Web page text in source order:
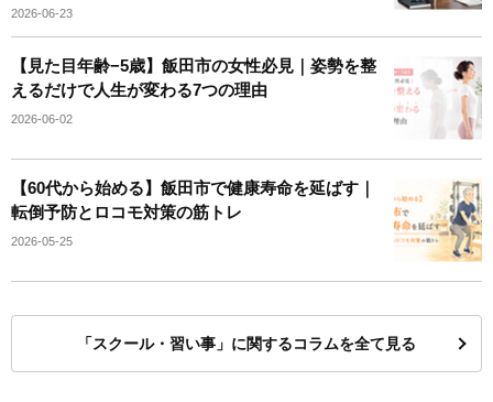
2026-06-23
【見た目年齢−5歳】飯田市の女性必見｜姿勢を整
えるだけで人生が変わる7つの理由
2026-06-02
【60代から始める】飯田市で健康寿命を延ばす｜
転倒予防とロコモ対策の筋トレ
2026-05-25
「スクール・習い事」に関するコラムを全て見る